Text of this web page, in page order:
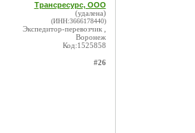
Трансресурс, ООО
(удалена)
(ИНН:3666178440)
Экспедитор-перевозчик ,
Воронеж
Код:1525858
#26